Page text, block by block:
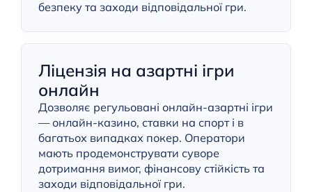
безпеку та заходи відповідальної гри.
Ліцензія на азартні ігри
онлайн
Дозволяє регульовані онлайн-азартні ігри
— онлайн-казино, ставки на спорт і в
багатьох випадках покер. Оператори
мають продемонструвати суворе
дотримання вимог, фінансову стійкість та
заходи відповідальної гри.